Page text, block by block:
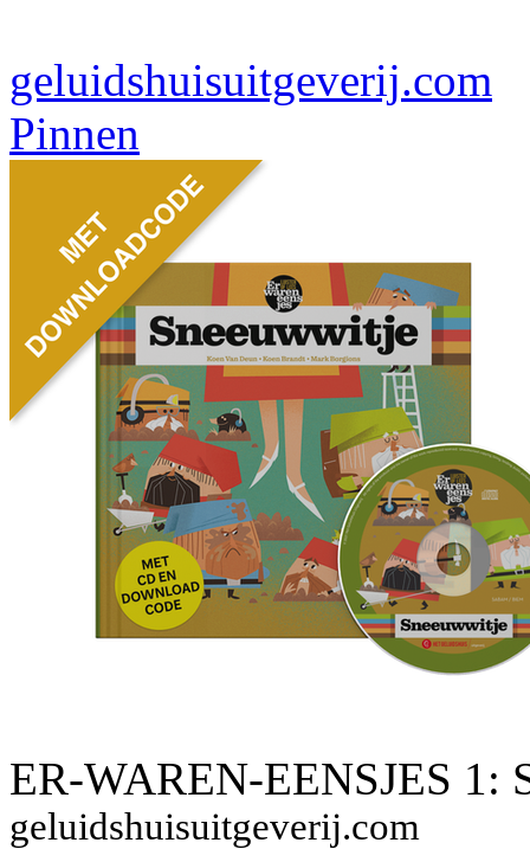
geluidshuisuitgeverij.com
Pinnen
ER-WAREN-EENSJES 1:
geluidshuisuitgeverij.com